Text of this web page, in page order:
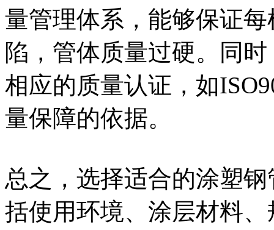
量管理体系，能够保证
陷，管体质量过硬。同
相应的质量认证，如
量保障的依据。
总之，选择适合的涂塑
括使用环境、涂层材料